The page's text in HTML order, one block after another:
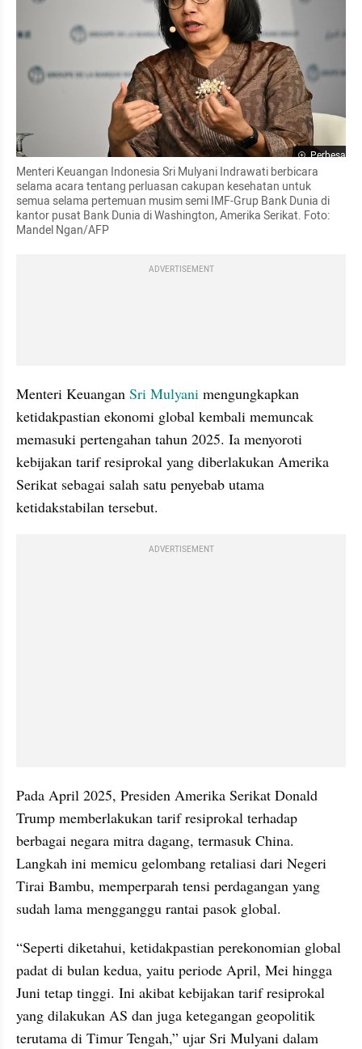
Perbesar
Menteri Keuangan Indonesia Sri Mulyani Indrawati berbicara
selama acara tentang perluasan cakupan kesehatan untuk
semua selama pertemuan musim semi IMF-Grup Bank Dunia di
kantor pusat Bank Dunia di Washington, Amerika Serikat. Foto:
Mandel Ngan/AFP
ADVERTISEMENT
Menteri Keuangan Sri Mulyani mengungkapkan
ketidakpastian ekonomi global kembali memuncak
memasuki pertengahan tahun 2025. Ia menyoroti
kebijakan tarif resiprokal yang diberlakukan Amerika
Serikat sebagai salah satu penyebab utama
ketidakstabilan tersebut.
ADVERTISEMENT
Pada April 2025, Presiden Amerika Serikat Donald
Trump memberlakukan tarif resiprokal terhadap
berbagai negara mitra dagang, termasuk China.
Langkah ini memicu gelombang retaliasi dari Negeri
Tirai Bambu, memperparah tensi perdagangan yang
sudah lama mengganggu rantai pasok global.
“Seperti diketahui, ketidakpastian perekonomian global
padat di bulan kedua, yaitu periode April, Mei hingga
Juni tetap tinggi. Ini akibat kebijakan tarif resiprokal
yang dilakukan AS dan juga ketegangan geopolitik
terutama di Timur Tengah,” ujar Sri Mulyani dalam